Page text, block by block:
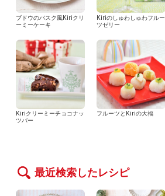
ブドウのバスク風Kiriクリ
ーミーケーキ
Kiriのしゅわしゅわフルー
ツゼリー
Kiriクリーミーチョコナッ
ツバー
フルーツとKiriの大福
最近検索したレシピ